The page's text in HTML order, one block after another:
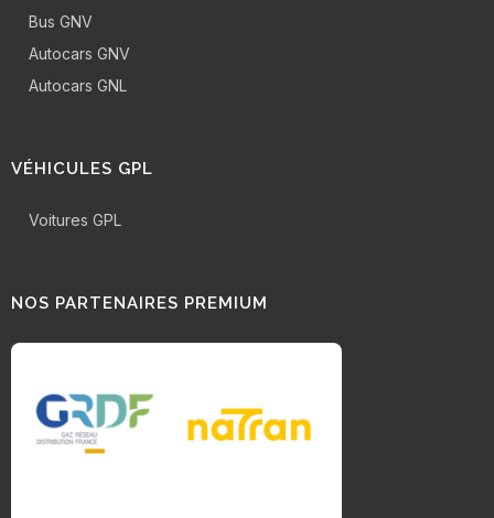
Bus GNV
Autocars GNV
Autocars GNL
VÉHICULES GPL
Voitures GPL
NOS PARTENAIRES PREMIUM